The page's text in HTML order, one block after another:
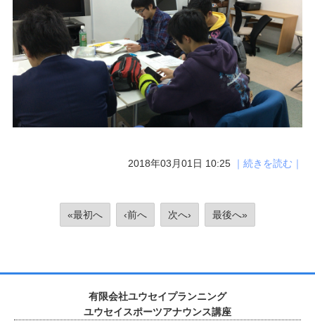
2018年03月01日 10:25 ｜続きを読む｜
«最初へ ‹前へ 次へ› 最後へ»
有限会社ユウセイプランニング
ユウセイスポーツアナウンス講座